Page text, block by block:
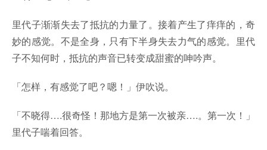
里代子渐渐失去了抵抗的力量了。接着产生了痒痒的，奇
妙的感觉。不是全身，只有下半身失去力气的感觉。里代
子不知何时，抵抗的声音已转变成甜蜜的呻吟声。
「怎样，有感觉了吧？嗯！」伊吹说。
「不晓得….很奇怪！那地方是第一次被亲….。第一次！」
里代子喘着回答。